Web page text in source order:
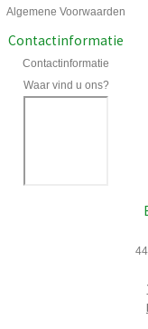
Algemene Voorwaarden
Contactinformatie
Contactinformatie
Waar vind u ons?